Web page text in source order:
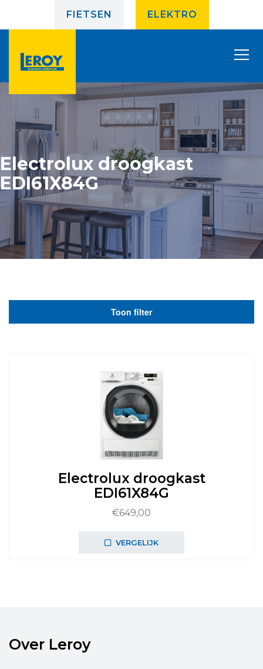
FIETSEN ELEKTRO
Electrolux droogkast
EDI61X84G
Toon filter
Electrolux droogkast
EDI61X84G
€649,00
VERGELIJK
Over Leroy